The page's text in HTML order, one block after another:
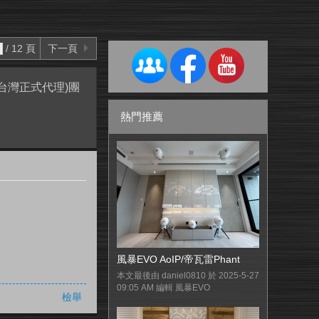
/ 12 頁 下一頁
灣正式代理)團
檢舉
熱門推薦
風暴EVO AoIP/帝瓦雷Phant
本文最後由 daniel0810 於 2025-5-27
09:05 AM 編輯 風暴EVO